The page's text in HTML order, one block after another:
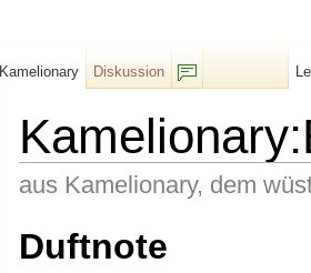
aus Kamelionary, dem
Duftnote
Kamelionary
Diskussion